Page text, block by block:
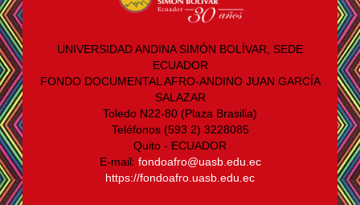
UNIVERSIDAD ANDINA SIMÓN BOLÍVAR, SEDE
ECUADOR
FONDO DOCUMENTAL AFRO-ANDINO JUAN GARCÍA
SALAZAR
Toledo N22-80 (Plaza Brasilia)
Teléfonos (593 2) 3228085
Quito - ECUADOR
E-mail: fondoafro@uasb.edu.ec
https://fondoafro.uasb.edu.ec